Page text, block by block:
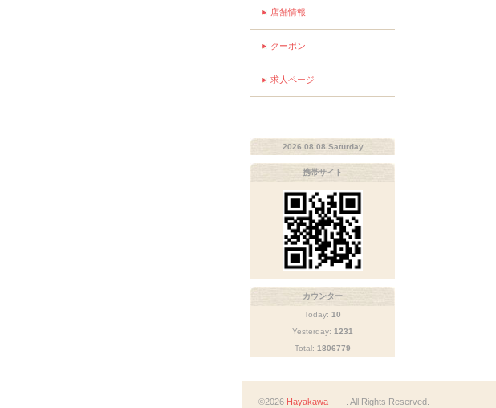
店舗情報
クーポン
求人ページ
2026.08.08 Saturday
携帯サイト
カウンター
Today: 10
Yesterday: 1231
Total: 1806779
©2026 Hayakawa . All Rights Reserved.